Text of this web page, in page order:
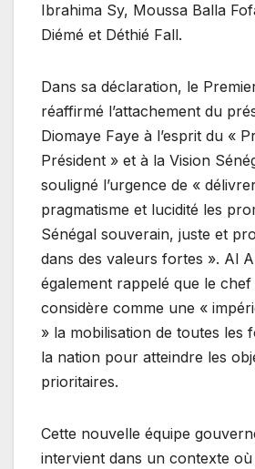
Ibrahima Sy, Moussa Balla
Diémé et Déthié Fall.
Dans sa déclaration, le
réaffirmé l’attachement du
Diomaye Faye à l’esprit du «
Président » et à la Vision
souligné l’urgence de «
pragmatisme et lucidité les
Sénégal souverain, juste et
dans des valeurs fortes ». Al
également rappelé que le chef
considère comme une «
» la mobilisation de toutes les
la nation pour atteindre les
prioritaires.
Cette nouvelle équipe
intervient dans un contexte